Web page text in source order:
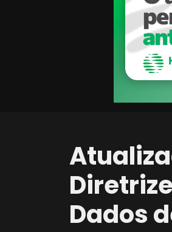
Dados